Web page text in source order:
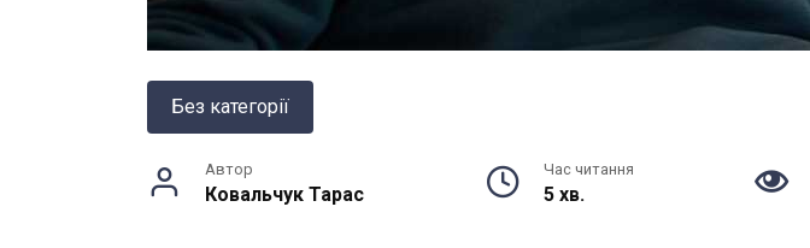
Без категорії
Автор
Ковальчук Тарас
Час читання
5 хв.